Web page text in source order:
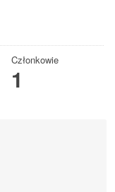
Członkowie
1